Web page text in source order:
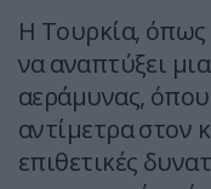
Η Τουρκία, όπως
να αναπτύξει
αεράμυνας,
αντίμετρα στον
επιθετικές